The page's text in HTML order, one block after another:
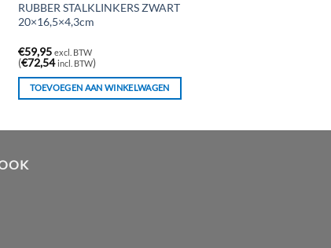
RUBBER STALKLINKERS ZWART
20×16,5×4,3cm
€59,95 excl. BTW
(€72,54 incl. BTW)
TOEVOEGEN AAN WINKELWAGEN